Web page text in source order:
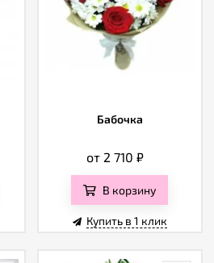
Бабочка
от 2 710 ₽
В корзину
Купить в 1 клик